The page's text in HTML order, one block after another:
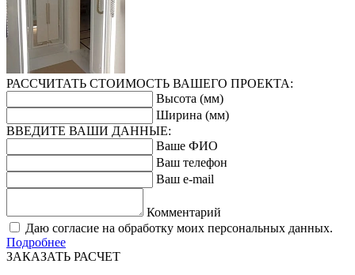
РАССЧИТАТЬ СТОИМОСТЬ ВАШЕГО ПРОЕКТА:
Высота (мм)
Ширина (мм)
ВВЕДИТЕ ВАШИ ДАННЫЕ:
Ваше ФИО
Ваш телефон
Ваш e-mail
Комментарий
Даю согласие на обработку моих персональных данных.
Подробнее
ЗАКАЗАТЬ РАСЧЕТ